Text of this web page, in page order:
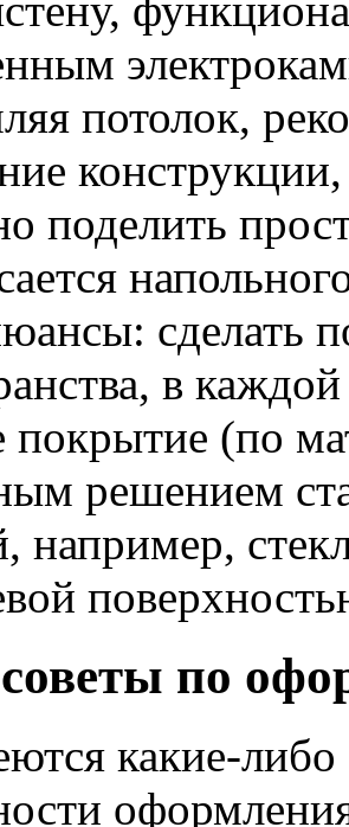
потолок,
поделить
сделать
в
покрытие (по
решением
например,
по
какие-